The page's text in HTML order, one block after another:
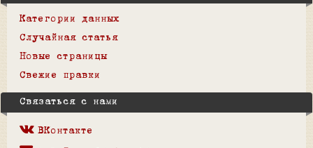
Категории данных
Случайная статья
Новые страницы
Свежие правки
Связаться с нами
ВКонтакте